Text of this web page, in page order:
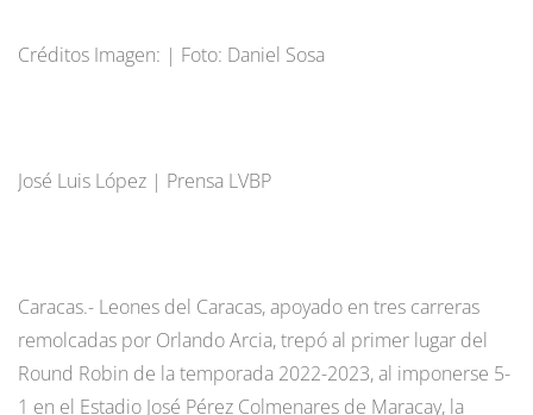
Créditos Imagen: | Foto: Daniel Sosa
José Luis López | Prensa LVBP
Caracas.- Leones del Caracas, apoyado en tres carreras
remolcadas por Orlando Arcia, trepó al primer lugar del
Round Robin de la temporada 2022-2023, al imponerse 5-
1 en el Estadio José Pérez Colmenares de Maracay, la